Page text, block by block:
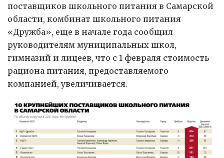
поставщиков школьного питания в Самарской
области, комбинат школьного питания
«Дружба», еще в начале года сообщил
руководителям муниципальных школ,
гимназий и лицеев, что с 1 февраля стоимость
рациона питания, предоставляемого
компанией, увеличивается.